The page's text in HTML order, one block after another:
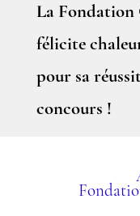
La
félicite
pour sa
concours !